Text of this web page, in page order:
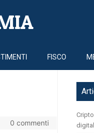
FISCO
0 commenti